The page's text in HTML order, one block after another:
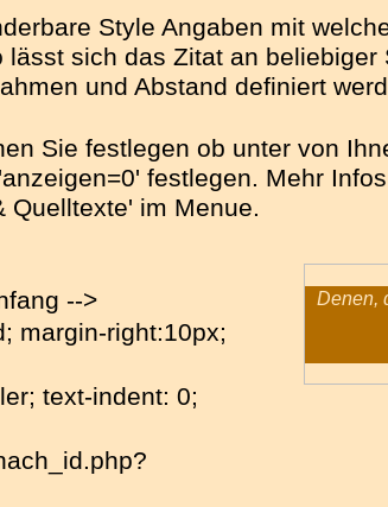
Style Angaben mit
sich das Zitat an
und Abstand definiert
Sie festlegen ob unter von
festlegen. Mehr
Quelltexte' im Menue.
Denen,
-->
margin-right:10px;
text-indent: 0;